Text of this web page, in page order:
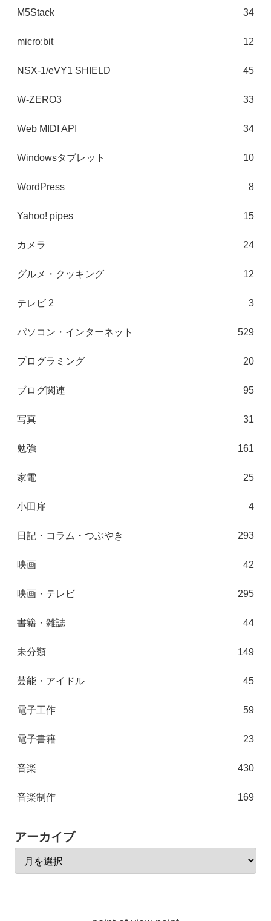
M5Stack 34
micro:bit 12
NSX-1/eVY1 SHIELD 45
W-ZERO3 33
Web MIDI API 34
Windowsタブレット 10
WordPress 8
Yahoo! pipes 15
カメラ 24
グルメ・クッキング 12
テレビ 2 3
パソコン・インターネット 529
プログラミング 20
ブログ関連 95
写真 31
勉強 161
家電 25
小田扉 4
日記・コラム・つぶやき 293
映画 42
映画・テレビ 295
書籍・雑誌 44
未分類 149
芸能・アイドル 45
電子工作 59
電子書籍 23
音楽 430
音楽制作 169
アーカイブ